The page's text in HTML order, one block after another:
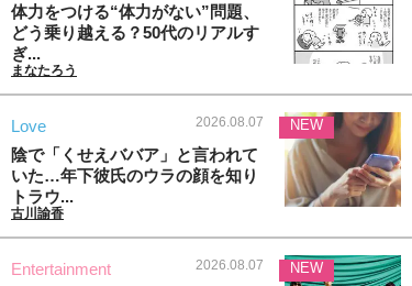
体力をつける“体力がない”問題、
どう乗り越える？50代のリアルす
ぎ...
まなたろう
Love 2026.08.07
陰で「くせえババア」と言われて
いた…年下彼氏のウラの顔を知り
トラウ...
古川諭香
NEW
Entertainment 2026.08.07 NEW